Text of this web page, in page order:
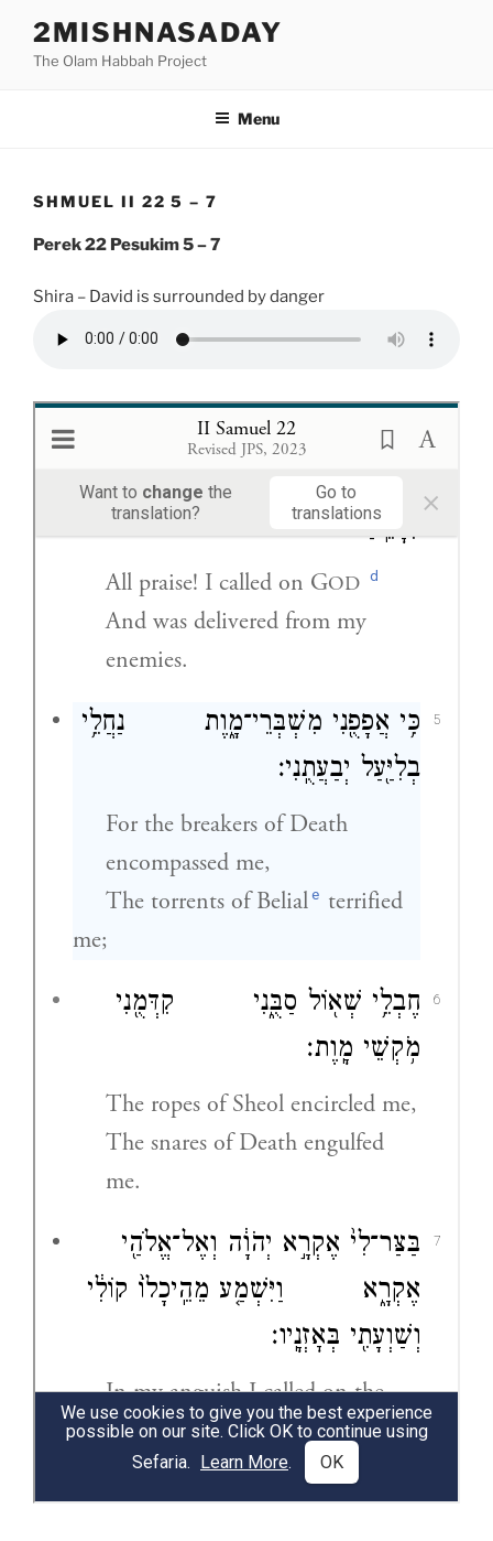
content
2MISHNASADAY
The Olam Habbah Project
Menu
SHMUEL II 22 5 – 7
Perek 22 Pesukim 5 – 7
Shira – David is surrounded by danger